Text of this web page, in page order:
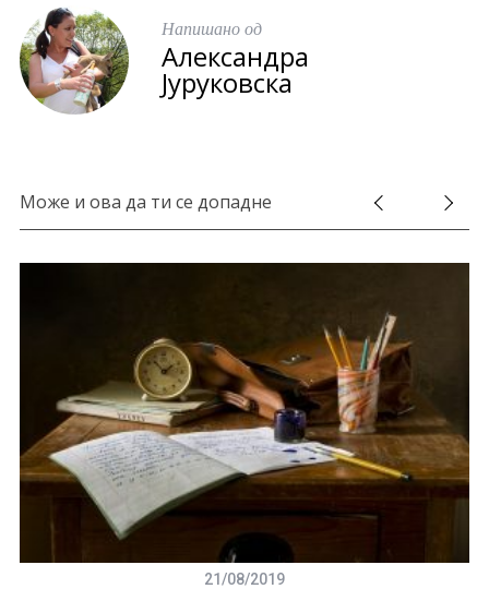
Напишано од
Александра
Јуруковска
Може и ова да ти се допадне
21/08/2019